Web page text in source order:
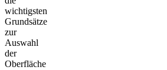
wichtigsten
Grundsätze
zur
Auswahl
der
Oberfläche